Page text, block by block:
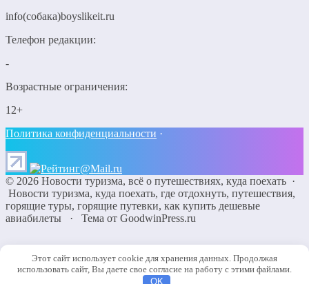
info(собака)boyslikeit.ru
Телефон редакции:
-
Возрастные ограничения:
12+
Политика конфиденциальности ·
© 2026 Новости туризма, всё о путешествиях, куда поехать ·
Новости туризма, куда поехать, где отдохнуть, путешествия,
горящие туры, горящие путевки, как купить дешевые
авиабилеты
· Тема от GoodwinPress.ru
Поиск по сайту
Этот сайт использует cookie для хранения данных. Продолжая
использовать сайт, Вы даете свое согласие на работу с этими файлами.
OK